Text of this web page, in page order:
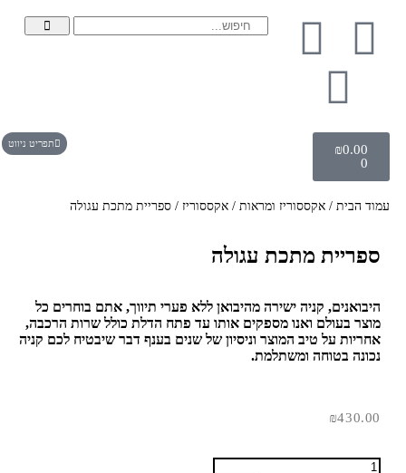
₪0.00
תפריט ניווט
עמוד הבית/ אקססוריז ומראות/ אקססוריז/ ספריית מתכת עגולה
ספריית מתכת עגולה
היבואנים, קניה ישירה מהיבואן ללא פערי תיווך, אתם בוחרים כל
מוצר בעולם ואנו מספקים אותו עד פתח הדלת כולל שרות הרכבה,
אחריות על טיב המוצר וניסיון של שנים בענף דבר שיבטיח לכם קניה
נכונה בטוחה ומשתלמת.
₪430.00